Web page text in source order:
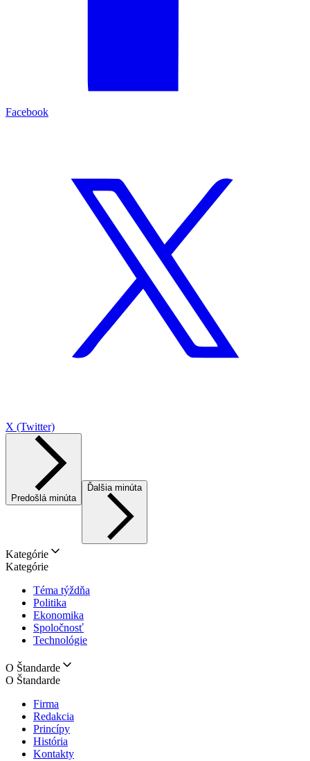
Facebook
X (Twitter)
Predošlá minúta
Ďalšia minúta
Kategórie
Kategórie
Téma týždňa
Politika
Ekonomika
Spoločnosť
Technológie
O Štandarde
O Štandarde
Firma
Redakcia
Princípy
História
Kontakty